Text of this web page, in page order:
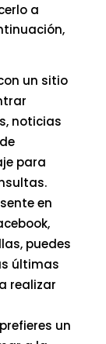
a
un sitio
noticias
para
en
puedes
últimas
realizar
un